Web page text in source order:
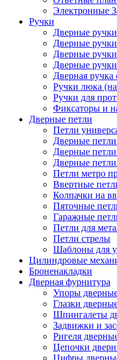
Электронные
Ручки
Дверные
Дверные
Дверные
Дверные
Дверная ручка
Ручки люка
Ручки для
Фиксаторы и
Дверные петли
Петли
Дверные петли
Дверные
Дверные
Петли метро
Ввертные
Колпачки на
Пяточные
Гаражные
Петли для
Петли стрелы
Шаблоны для
Цилиндровые
Броненакладки
Дверная фурнитура
Упоры
Глазки
Шпингалеты
Задвижки и
Ригеля
Цепочки
Цифры